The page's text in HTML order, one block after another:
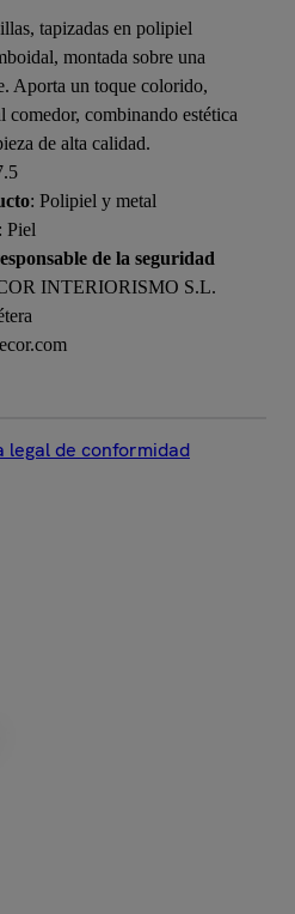
tapizadas en polipiel
montada sobre una
Aporta un toque colorido,
combinando estética
de alta calidad.
: Polipiel y metal
: Piel
de la seguridad
INTERIORISMO S.L.
legal de conformidad